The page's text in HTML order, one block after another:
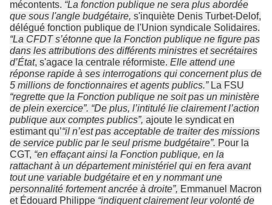
mécontents. “La fonction publique ne sera plus abordée
que sous l'angle budgétaire, s'inquiète Denis Turbet-Delof,
délégué fonction publique de l'Union syndicale Solidaires.
“La CFDT s’étonne que la Fonction publique ne figure pas
dans les attributions des différents ministres et secrétaires
d’État, s'agace la centrale réformiste. Elle attend une
réponse rapide à ses interrogations qui concernent plus de
5 millions de fonctionnaires et agents publics.” La FSU
“regrette que la Fonction publique ne soit pas un ministère
de plein exercice”. “De plus, l’intitulé lie clairement l’action
publique aux comptes publics”, ajoute le syndicat en
estimant qu’“il n’est pas acceptable de traiter des missions
de service public par le seul prisme budgétaire”. Pour la
CGT, “en effaçant ainsi la Fonction publique, en la
rattachant à un département ministériel qui en fera avant
tout une variable budgétaire et en y nommant une
personnalité fortement ancrée à droite”, Emmanuel Macron
et Édouard Philippe “indiquent clairement leur volonté de